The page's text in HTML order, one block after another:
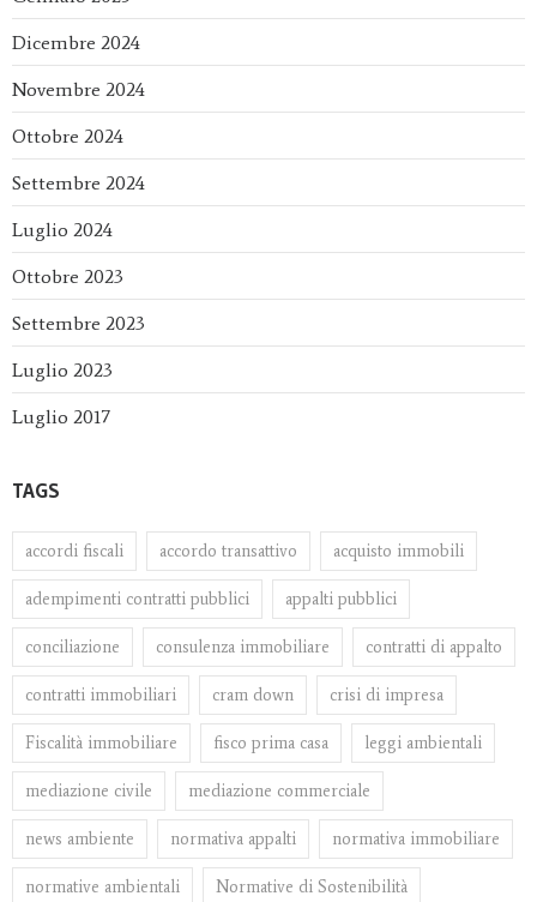
Dicembre 2024
Novembre 2024
Ottobre 2024
Settembre 2024
Luglio 2024
Ottobre 2023
Settembre 2023
Luglio 2023
Luglio 2017
TAGS
accordi fiscali accordo transattivo acquisto immobili
adempimenti contratti pubblici appalti pubblici
conciliazione consulenza immobiliare contratti di appalto
contratti immobiliari cram down crisi di impresa
Fiscalità immobiliare fisco prima casa leggi ambientali
mediazione civile mediazione commerciale
news ambiente normativa appalti normativa immobiliare
normative ambientali Normative di Sostenibilità